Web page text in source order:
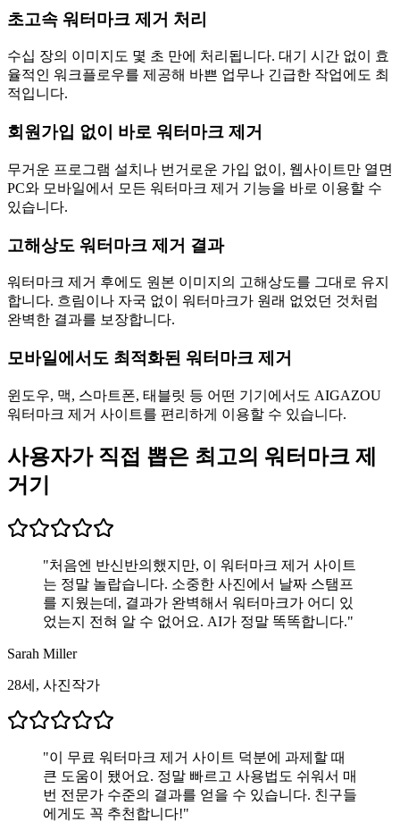
초고속 워터마크 제거 처리
수십 장의 이미지도 몇 초 만에 처리됩니다. 대기 시간 없이 효
율적인 워크플로우를 제공해 바쁜 업무나 긴급한 작업에도 최
적입니다.
회원가입 없이 바로 워터마크 제거
무거운 프로그램 설치나 번거로운 가입 없이, 웹사이트만 열면
PC와 모바일에서 모든 워터마크 제거 기능을 바로 이용할 수
있습니다.
고해상도 워터마크 제거 결과
워터마크 제거 후에도 원본 이미지의 고해상도를 그대로 유지
합니다. 흐림이나 자국 없이 워터마크가 원래 없었던 것처럼
완벽한 결과를 보장합니다.
모바일에서도 최적화된 워터마크 제거
윈도우, 맥, 스마트폰, 태블릿 등 어떤 기기에서도 AIGAZOU
워터마크 제거 사이트를 편리하게 이용할 수 있습니다.
사용자가 직접 뽑은 최고의 워터마크 제
거기
"처음엔 반신반의했지만, 이 워터마크 제거 사이트
는 정말 놀랍습니다. 소중한 사진에서 날짜 스탬프
를 지웠는데, 결과가 완벽해서 워터마크가 어디 있
었는지 전혀 알 수 없어요. AI가 정말 똑똑합니다."
Sarah Miller
28세, 사진작가
"이 무료 워터마크 제거 사이트 덕분에 과제할 때
큰 도움이 됐어요. 정말 빠르고 사용법도 쉬워서 매
번 전문가 수준의 결과를 얻을 수 있습니다. 친구들
에게도 꼭 추천합니다!"